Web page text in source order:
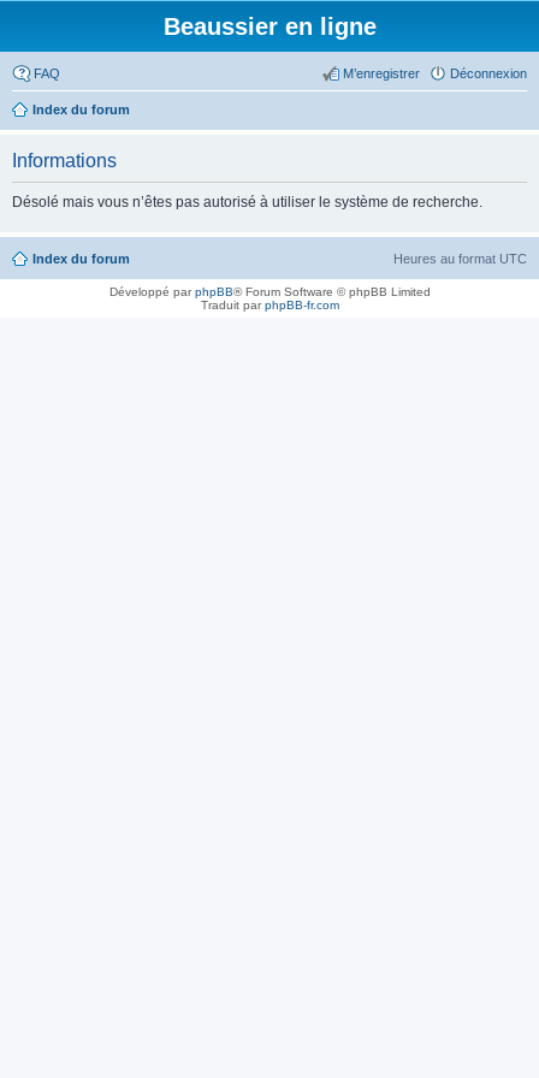
Beaussier en ligne
FAQ Déconnexion
M’enregistrer
Index du forum
Informations
Désolé mais vous n’êtes pas autorisé à utiliser le système de recherche.
Index du forum Heures au format UTC
Développé parphpBB® Forum Software © phpBB Limited
Traduit parphpBB-fr.com